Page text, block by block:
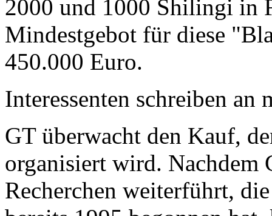
2000 und 1000 Shilingi in
Mindestgebot für diese
450.000 Euro.
Interessenten schreiben
GT überwacht den Kauf,
organisiert wird. Nachdem
Recherchen weiterführt,